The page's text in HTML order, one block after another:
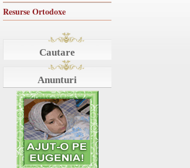
Resurse Ortodoxe
Cautare
Anunturi